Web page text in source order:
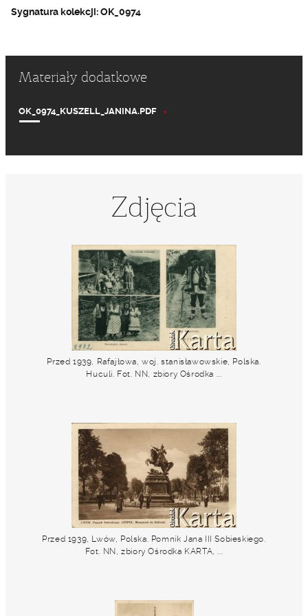
Sygnatura kolekcji: OK_0974
Materiały dodatkowe
OK_0974_KUSZELL_JANINA.PDF
Zdjęcia
Przed 1939, Rafajłowa, woj. stanisławowskie, Polska.
Huculi. Fot. NN, zbiory Ośrodka ...
Przed 1939, Lwów, Polska. Pomnik Jana III Sobieskiego.
Fot. NN, zbiory Ośrodka KARTA, ...